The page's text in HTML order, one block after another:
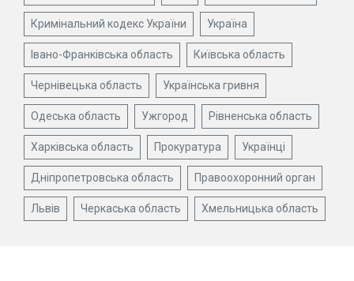
Кримінальний кодекс України Україна
Івано-Франківська область Київська область
Чернівецька область Українська гривня
Одеська область Ужгород Рівненська область
Харківська область Прокуратура Українці
Дніпропетровська область Правоохоронний орган
Львів Черкаська область Хмельницька область